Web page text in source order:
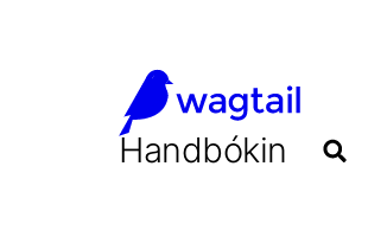
Handbókin